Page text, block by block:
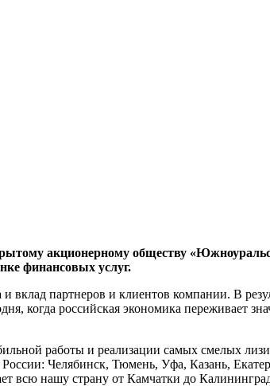
акционерному обществу
финансовых услуг.
вклад партнеров и клиентов компании. В
когда российская экономика переживает
работы и реализации самых смелых
Челябинск, Тюмень, Уфа, Казань,
всю нашу страну от Камчатки до